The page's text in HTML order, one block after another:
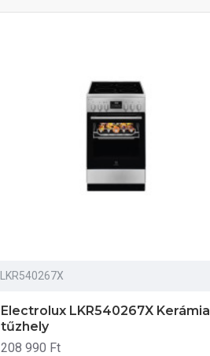
LKR540267X
Electrolux LKR540267X Kerámia
tűzhely
208 990 Ft